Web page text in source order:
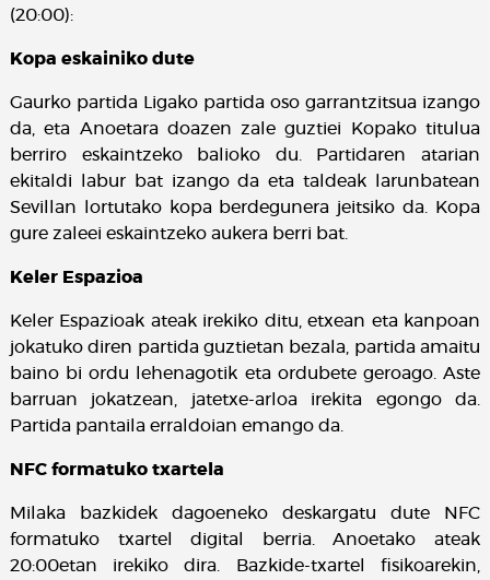
(20:00):
Kopa eskainiko dute
Gaurko partida Ligako partida oso garrantzitsua izango
da, eta Anoetara doazen zale guztiei Kopako titulua
berriro eskaintzeko balioko du. Partidaren atarian
ekitaldi labur bat izango da eta taldeak larunbatean
Sevillan lortutako kopa berdegunera jeitsiko da. Kopa
gure zaleei eskaintzeko aukera berri bat.
Keler Espazioa
Keler Espazioak ateak irekiko ditu, etxean eta kanpoan
jokatuko diren partida guztietan bezala, partida amaitu
baino bi ordu lehenagotik eta ordubete geroago. Aste
barruan jokatzean, jatetxe-arloa irekita egongo da.
Partida pantaila erraldoian emango da.
NFC formatuko txartela
Milaka bazkidek dagoeneko deskargatu dute NFC
formatuko txartel digital berria. Anoetako ateak
20:00etan irekiko dira. Bazkide-txartel fisikoarekin,